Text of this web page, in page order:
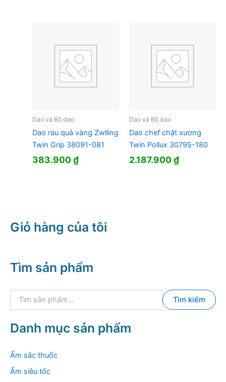
Dao và Bộ dao
Dao rau quả vàng Zwlling
Twin Grip 38091-081
383.900₫
Dao và Bộ dao
Dao chef chặt xương
Twin Pollux 30795-180
2.187.900₫
Giỏ hàng của tôi
Tìm sản phẩm
k
i
m
Tìm kiếm
Danh mục sản phẩm
Ấm sắc thuốc
Ấm siêu tốc